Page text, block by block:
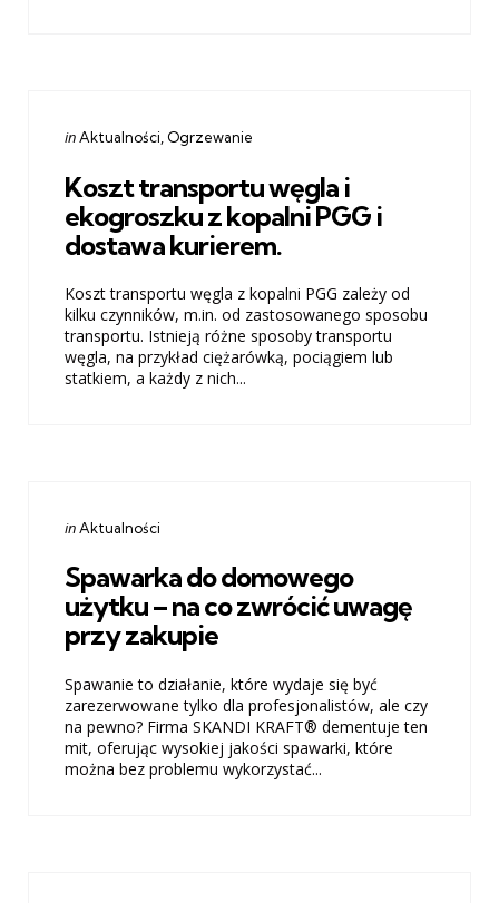
Categories
Posted
inAktualności Ogrzewanie
Koszt transportu węgla i
ekogroszku z kopalni PGG i
dostawa kurierem.
Koszt transportu węgla z kopalni PGG zależy od
kilku czynników, m.in. od zastosowanego sposobu
transportu. Istnieją różne sposoby transportu
węgla, na przykład ciężarówką, pociągiem lub
statkiem, a każdy z nich...
Categories
Posted
inAktualności
Spawarka do domowego
użytku – na co zwrócić uwagę
przy zakupie
Spawanie to działanie, które wydaje się być
zarezerwowane tylko dla profesjonalistów, ale czy
na pewno? Firma SKANDI KRAFT® dementuje ten
mit, oferując wysokiej jakości spawarki, które
można bez problemu wykorzystać...